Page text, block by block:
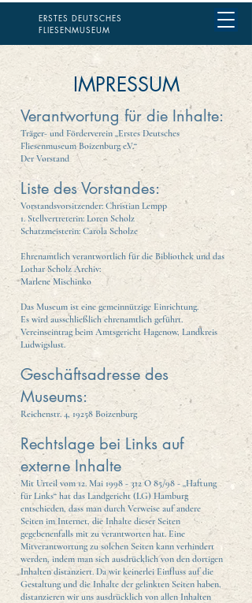
ERSTES DEUTSCHES
FLIESENMUSEUM
IMPRESSUM
Verantwortung für die Inhalte:
Träger- und Förderverein „Erstes Deutsches
Fliesenmuseum Boizenburg e.V.“
Der Vorstand
Liste des Vorstandes:
Vorstandsvorsitzender: Christian Lempp
1. Stellvertreterin: Loren Scholz
Schatzmeisterin: Carola Scholze
Ehrenamtlich verantwortlich für die Bibliothek und das
Lothar Scholz Archiv:
Marlene Mischinko
Das Museum ist eine gemeinnützige Einrichtung.
Es wird ausschließlich ehrenamtlich geführt.
Vereinseintrag beim Amtsgericht Hagenow, Landkreis
Ludwigslust.
Geschäftsadresse des
Museums:
Reichenstr. 4, 19258 Boizenburg
Rechtslage bei Links auf
externe Inhalte
Mit Urteil vom 12. Mai 1998 - 312O 85/98 - „Haftung
für Links“ hat das Landgericht (LG) Hamburg
entschieden, dass man durch Verweise auf andere
Seiten im Internet, die Inhalte dieser Seiten
gegebenenfalls mit zu verantworten hat. Eine
Mitverantwortung zu solchen Seiten kann verhindert
werden, indem man sich ausdrücklich von den dortigen
Inhalten distanziert. Da wir keinerlei Einfluss auf die
Gestaltung und die Inhalte der gelinkten Seiten haben,
distanzieren wir uns ausdrücklich von allen Inhalten